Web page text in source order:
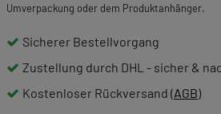
Umverpackung oder dem Produktanhänger.
Sicherer Bestellvorgang
Zustellung durch DHL - sicher &
Kostenloser Rückversand (AGB)